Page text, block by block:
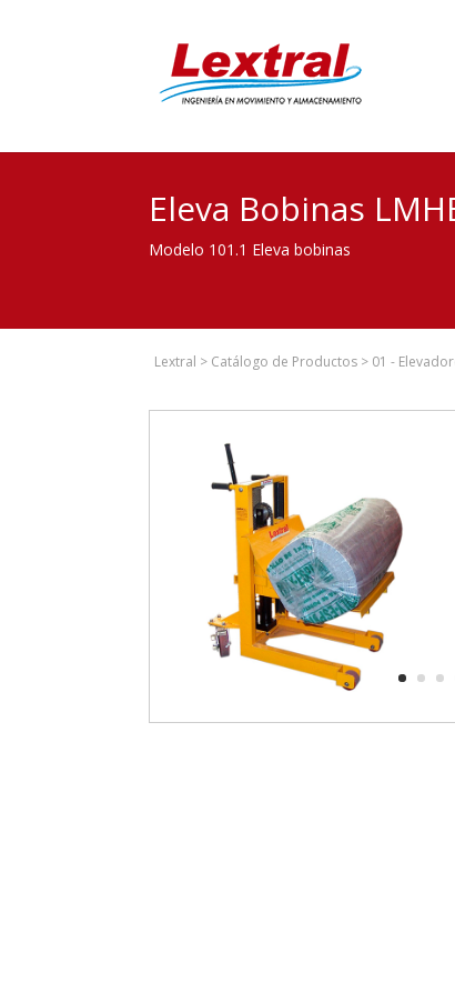
Eleva Bobinas
Modelo 101.1 Eleva bobinas
Lextral > Catálogo de Productos > 01 -